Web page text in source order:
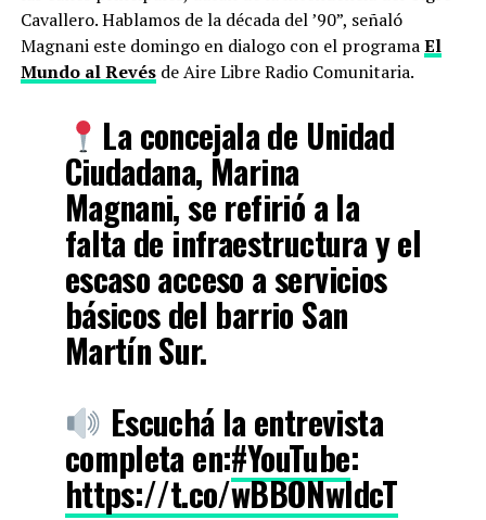
Cavallero. Hablamos de la década del ’90”, señaló
Magnani este domingo en dialogo con el programaEl
Mundo al Revésde Aire Libre Radio Comunitaria.
La concejala de Unidad
Ciudadana, Marina
Magnani, se refirió a la
falta de infraestructura y el
escaso acceso a servicios
básicos del barrio San
Martín Sur.
Escuchá la entrevista
completa en:#YouTube:
https://t.co/wBBONwIdcT